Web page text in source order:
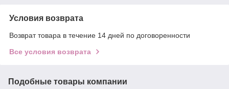
Условия возврата
Возврат товара в течение 14 дней по договоренности
Все условия возврата
Подобные товары компании